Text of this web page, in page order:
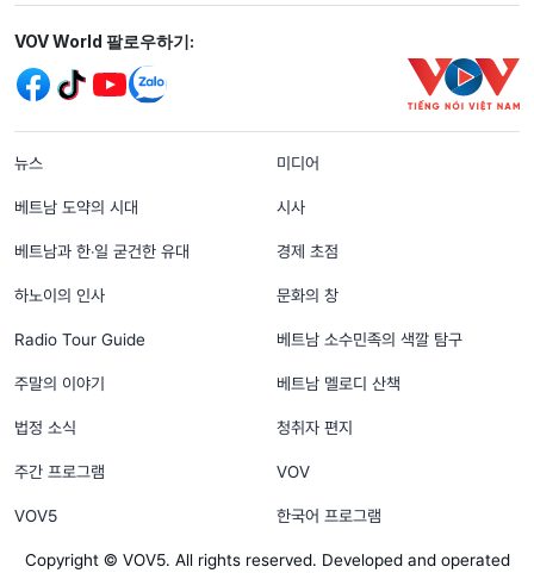
Mạng xã hội
VOV World 팔로우하기:
menu footer tiếng Hàn
뉴스 미디어
베트남 도약의 시대 시사
베트남과 한‧일 굳건한 유대 경제 초점
하노이의 인사 문화의 창
Radio Tour Guide 베트남 소수민족의 색깔 탐구
주말의 이야기 베트남 멜로디 산책
법정 소식 청취자 편지
주간 프로그램 VOV
VOV5 한국어 프로그램
Copyright © VOV5. All rights reserved. Developed and operated